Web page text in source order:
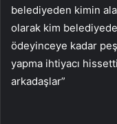
belediyeden kimin
olarak kim
ödeyinceye kadar
yapma ihtiyacı
arkadaşlar”